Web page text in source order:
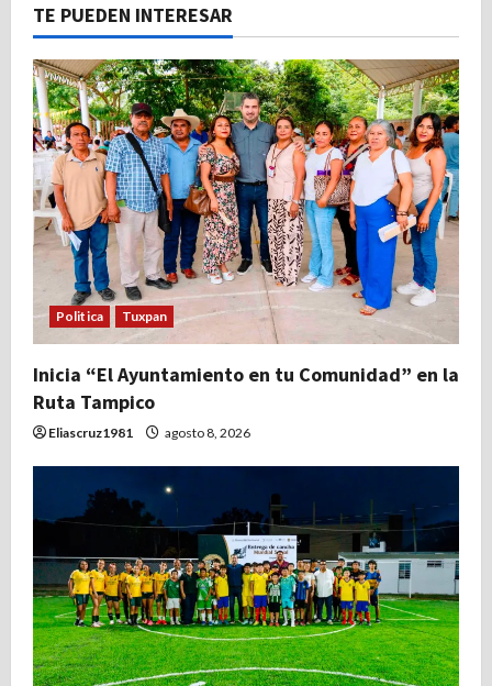
TE PUEDEN INTERESAR
Politica Tuxpan
Inicia “El Ayuntamiento en tu Comunidad” en la
Ruta Tampico
Eliascruz1981 agosto 8, 2026